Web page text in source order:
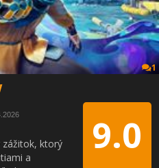
1
9.0
zážitok, ktorý
a